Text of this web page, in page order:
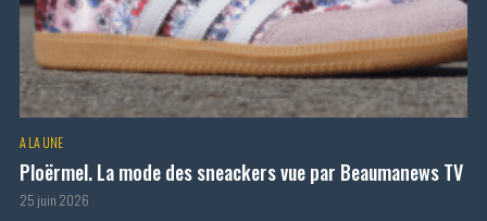
A LA UNE
Ploërmel. La mode des sneackers vue par Beaumanews TV
25 juin 2026